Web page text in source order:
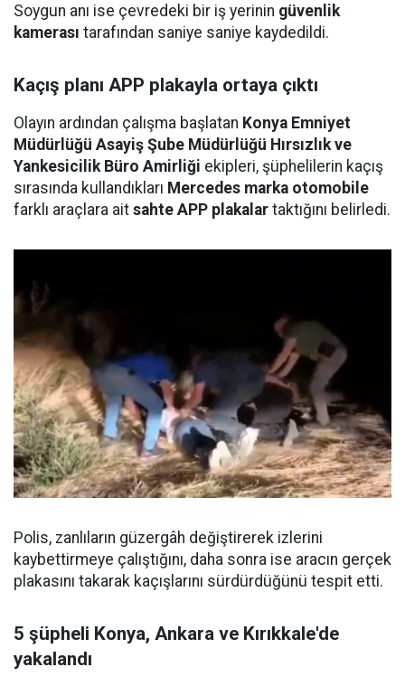
Soygun anı ise çevredeki bir iş yerinin güvenlik
kamerası tarafından saniye saniye kaydedildi.
Kaçış planı APP plakayla ortaya çıktı
Olayın ardından çalışma başlatan Konya Emniyet
Müdürlüğü Asayiş Şube Müdürlüğü Hırsızlık ve
Yankesicilik Büro Amirliği ekipleri, şüphelilerin kaçış
sırasında kullandıkları Mercedes marka otomobile
farklı araçlara ait sahte APP plakalar taktığını belirledi.
Polis, zanlıların güzergâh değiştirerek izlerini
kaybettirmeye çalıştığını, daha sonra ise aracın gerçek
plakasını takarak kaçışlarını sürdürdüğünü tespit etti.
5 şüpheli Konya, Ankara ve Kırıkkale'de
yakalandı